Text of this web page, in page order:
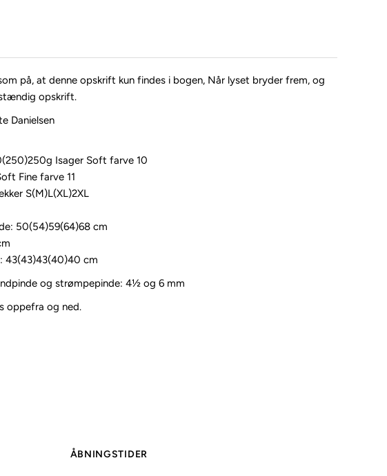
på, at denne opskrift kun findes i bogen, Når lyset bryder frem, og
opskrift.
Danielsen
Isager Soft farve 10
Fine farve 11
S(M)L(XL)2XL
50(54)59(64)68 cm
cm
og strømpepinde: 4½ og 6 mm
oppefra og ned.
ÅBNINGSTIDER